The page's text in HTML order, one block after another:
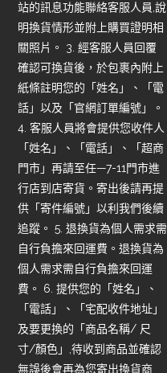
站的訊息功能聯絡客服人員,說
明換貨情形並附上購買證明相
關照片。 3. 經客服人員回覆
確認可換貨後，於包裹內附上
紙條註明您的「姓名」、「電
話」以及「官網訂單編號」。
4. 客服人員將會提供您收件人
「姓名」、「電話」、「超商
門市」再請至任—7-11門市進
行店到店寄貨。寄出後請再提
供「寄件編號」以利我們後續
追蹤。 5. 退換貨為個人需求需
自行負擔來回運費。退換貨為
個人需求需自行負擔來回運
費。 6. 提供您的「姓名」、
「電話」、「宅配收件地址」
及要更換的「商品名稱/ 尺
寸/顏色」,待收到商品並確認
無誤後會再為您寄出換貨商